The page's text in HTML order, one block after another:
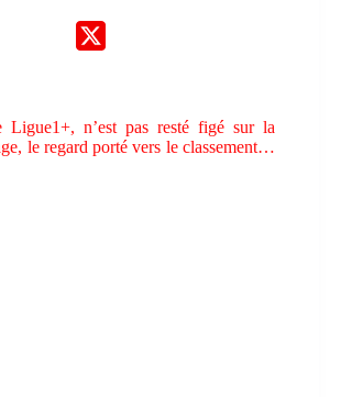
n’est pas resté figé sur la
le regard porté vers le classement…